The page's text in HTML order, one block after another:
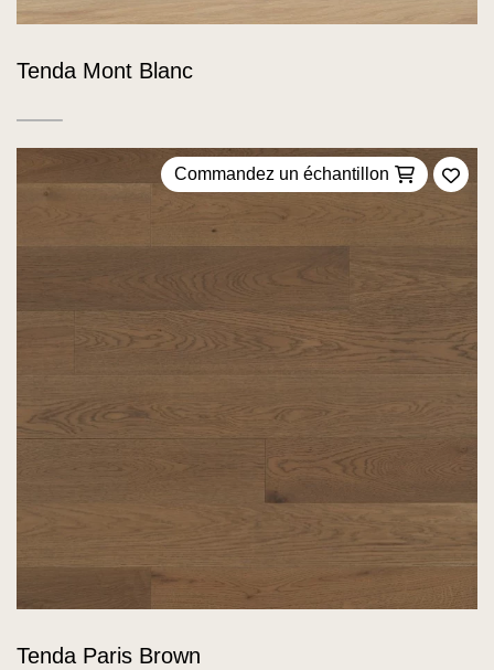
Tenda Mont Blanc
Commandez un échantillon
Tenda Paris Brown